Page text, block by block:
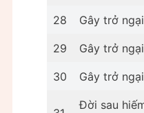
28 Gây trở
29 Gây trở
30 Gây trở
Đời sau